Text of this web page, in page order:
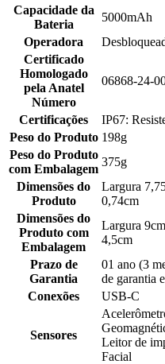
Capacidade da
Bateria
5000mAh
Operadora
Certificado
Homologado
pela Anatel
Número
06868-24-
Certificações
IP67:
Peso do Produto 198g
Peso do Produto
com Embalagem
375g
Dimensões do
Produto
Largura
0,74cm
Dimensões do
Produto com
Embalagem
Largura
4,5cm
Prazo de
Garantia
01 ano (3
de garantia
Conexões
USB-C
Sensores
Leitor de
Facial